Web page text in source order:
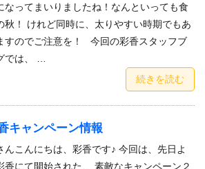
なってまいりましたね！なんといっても食
秋！ けれど同時に、太りやすい時期でもあ
すのでご注意を！ 今回の彩香スタッフブ
では、 …
続きを読む
キャンペーン情報
んこんにちは、彩香です♪ 今回は、先日よ
香にて開始された、 素敵なキャンペーン２